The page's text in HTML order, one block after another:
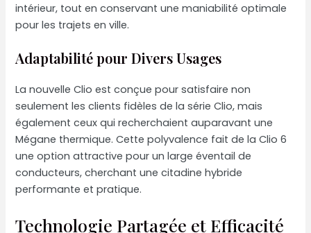
intérieur, tout en conservant une maniabilité optimale
pour les trajets en ville.
Adaptabilité pour Divers Usages
La nouvelle Clio est conçue pour satisfaire non
seulement les clients fidèles de la série Clio, mais
également ceux qui recherchaient auparavant une
Mégane thermique. Cette polyvalence fait de la Clio 6
une option attractive pour un large éventail de
conducteurs, cherchant une citadine hybride
performante et pratique.
Technologie Partagée et Efficacité